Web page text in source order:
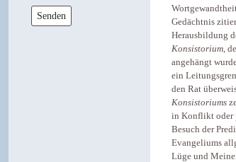
Senden
Gedächtnis
Herausbildung
Konsistorium,
angehängt
ein
den Rat
Konsistoriums
in Konflikt oder
Besuch der
Evangeliums
Lüge und